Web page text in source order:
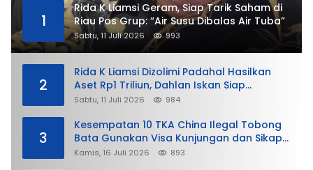
1
Rida K Liamsi Geram, Siap Tarik Saham di
Riau Pos Grup: “Air Susu Dibalas Air Tuba”
Sabtu, 11 Juli 2026 993
2
Rida K Liamsi Dizolimi Padahal Hasilkan
Aset Rp1 Triliun, Dahlan Iskan Siap
Membela
Sabtu, 11 Juli 2026 984
3
Kesempatan 10 TKA China Ilegal Tobong
Bata Gunakan Visa Kunjungan dan Sikap
Lunak Ditjen Imigrasi Kepri?
Kamis, 16 Juli 2026 893